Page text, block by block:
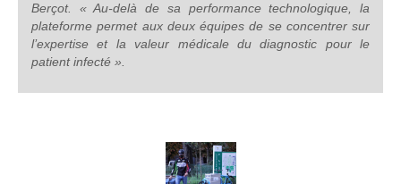
Berçot. « Au-delà de sa performance technologique, la
plateforme permet aux deux équipes de se concentrer sur
l’expertise et la valeur médicale du diagnostic pour le
patient infecté ».